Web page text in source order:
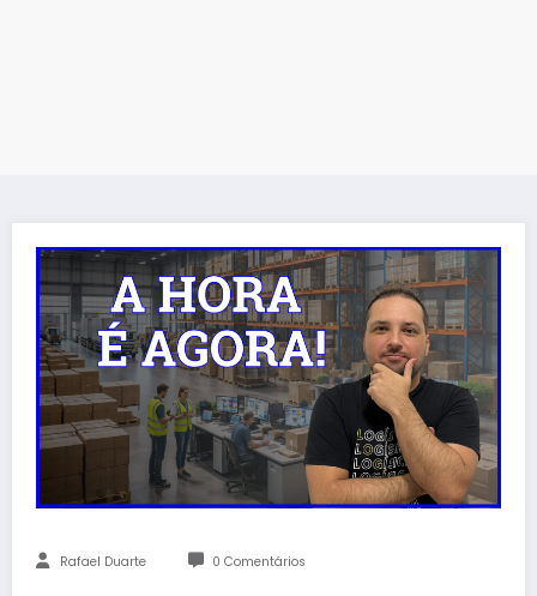
Rafael Duarte 0 Comentários